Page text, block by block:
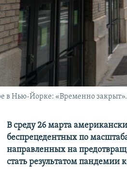
в Нью-Йорке: «Временно
В среду 26 марта
беспрецедентных по
направленных на
стать результатом пандемии